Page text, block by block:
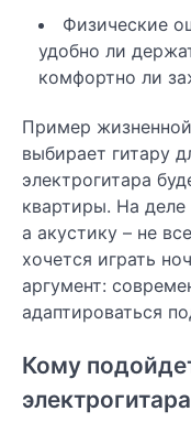
Физические
удобно ли
комфортно ли
Пример
выбирает гитару
электрогитара
квартиры. На
а акустику – не
хочется играть
аргумент:
адаптироваться
Кому
электрогитара